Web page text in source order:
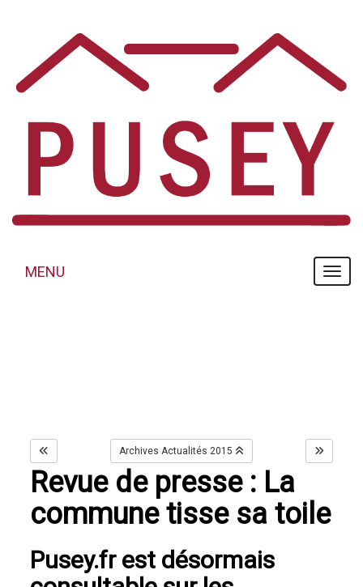
MENU
MENU
Archives Actualités 2015
Revue de presse : La
commune tisse sa toile
Pusey.fr est désormais